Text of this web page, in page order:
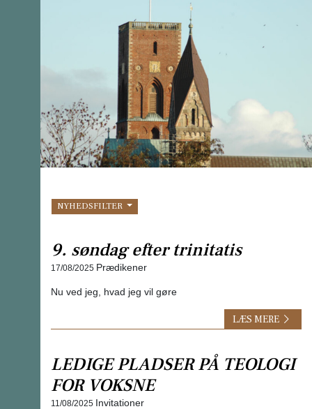
NYHEDSFILTER
9. søndag efter trinitatis
17/08/2025 Prædikener
Nu ved jeg, hvad jeg vil gøre
LÆS MERE
LEDIGE PLADSER PÅ TEOLOGI
FOR VOKSNE
11/08/2025 Invitationer